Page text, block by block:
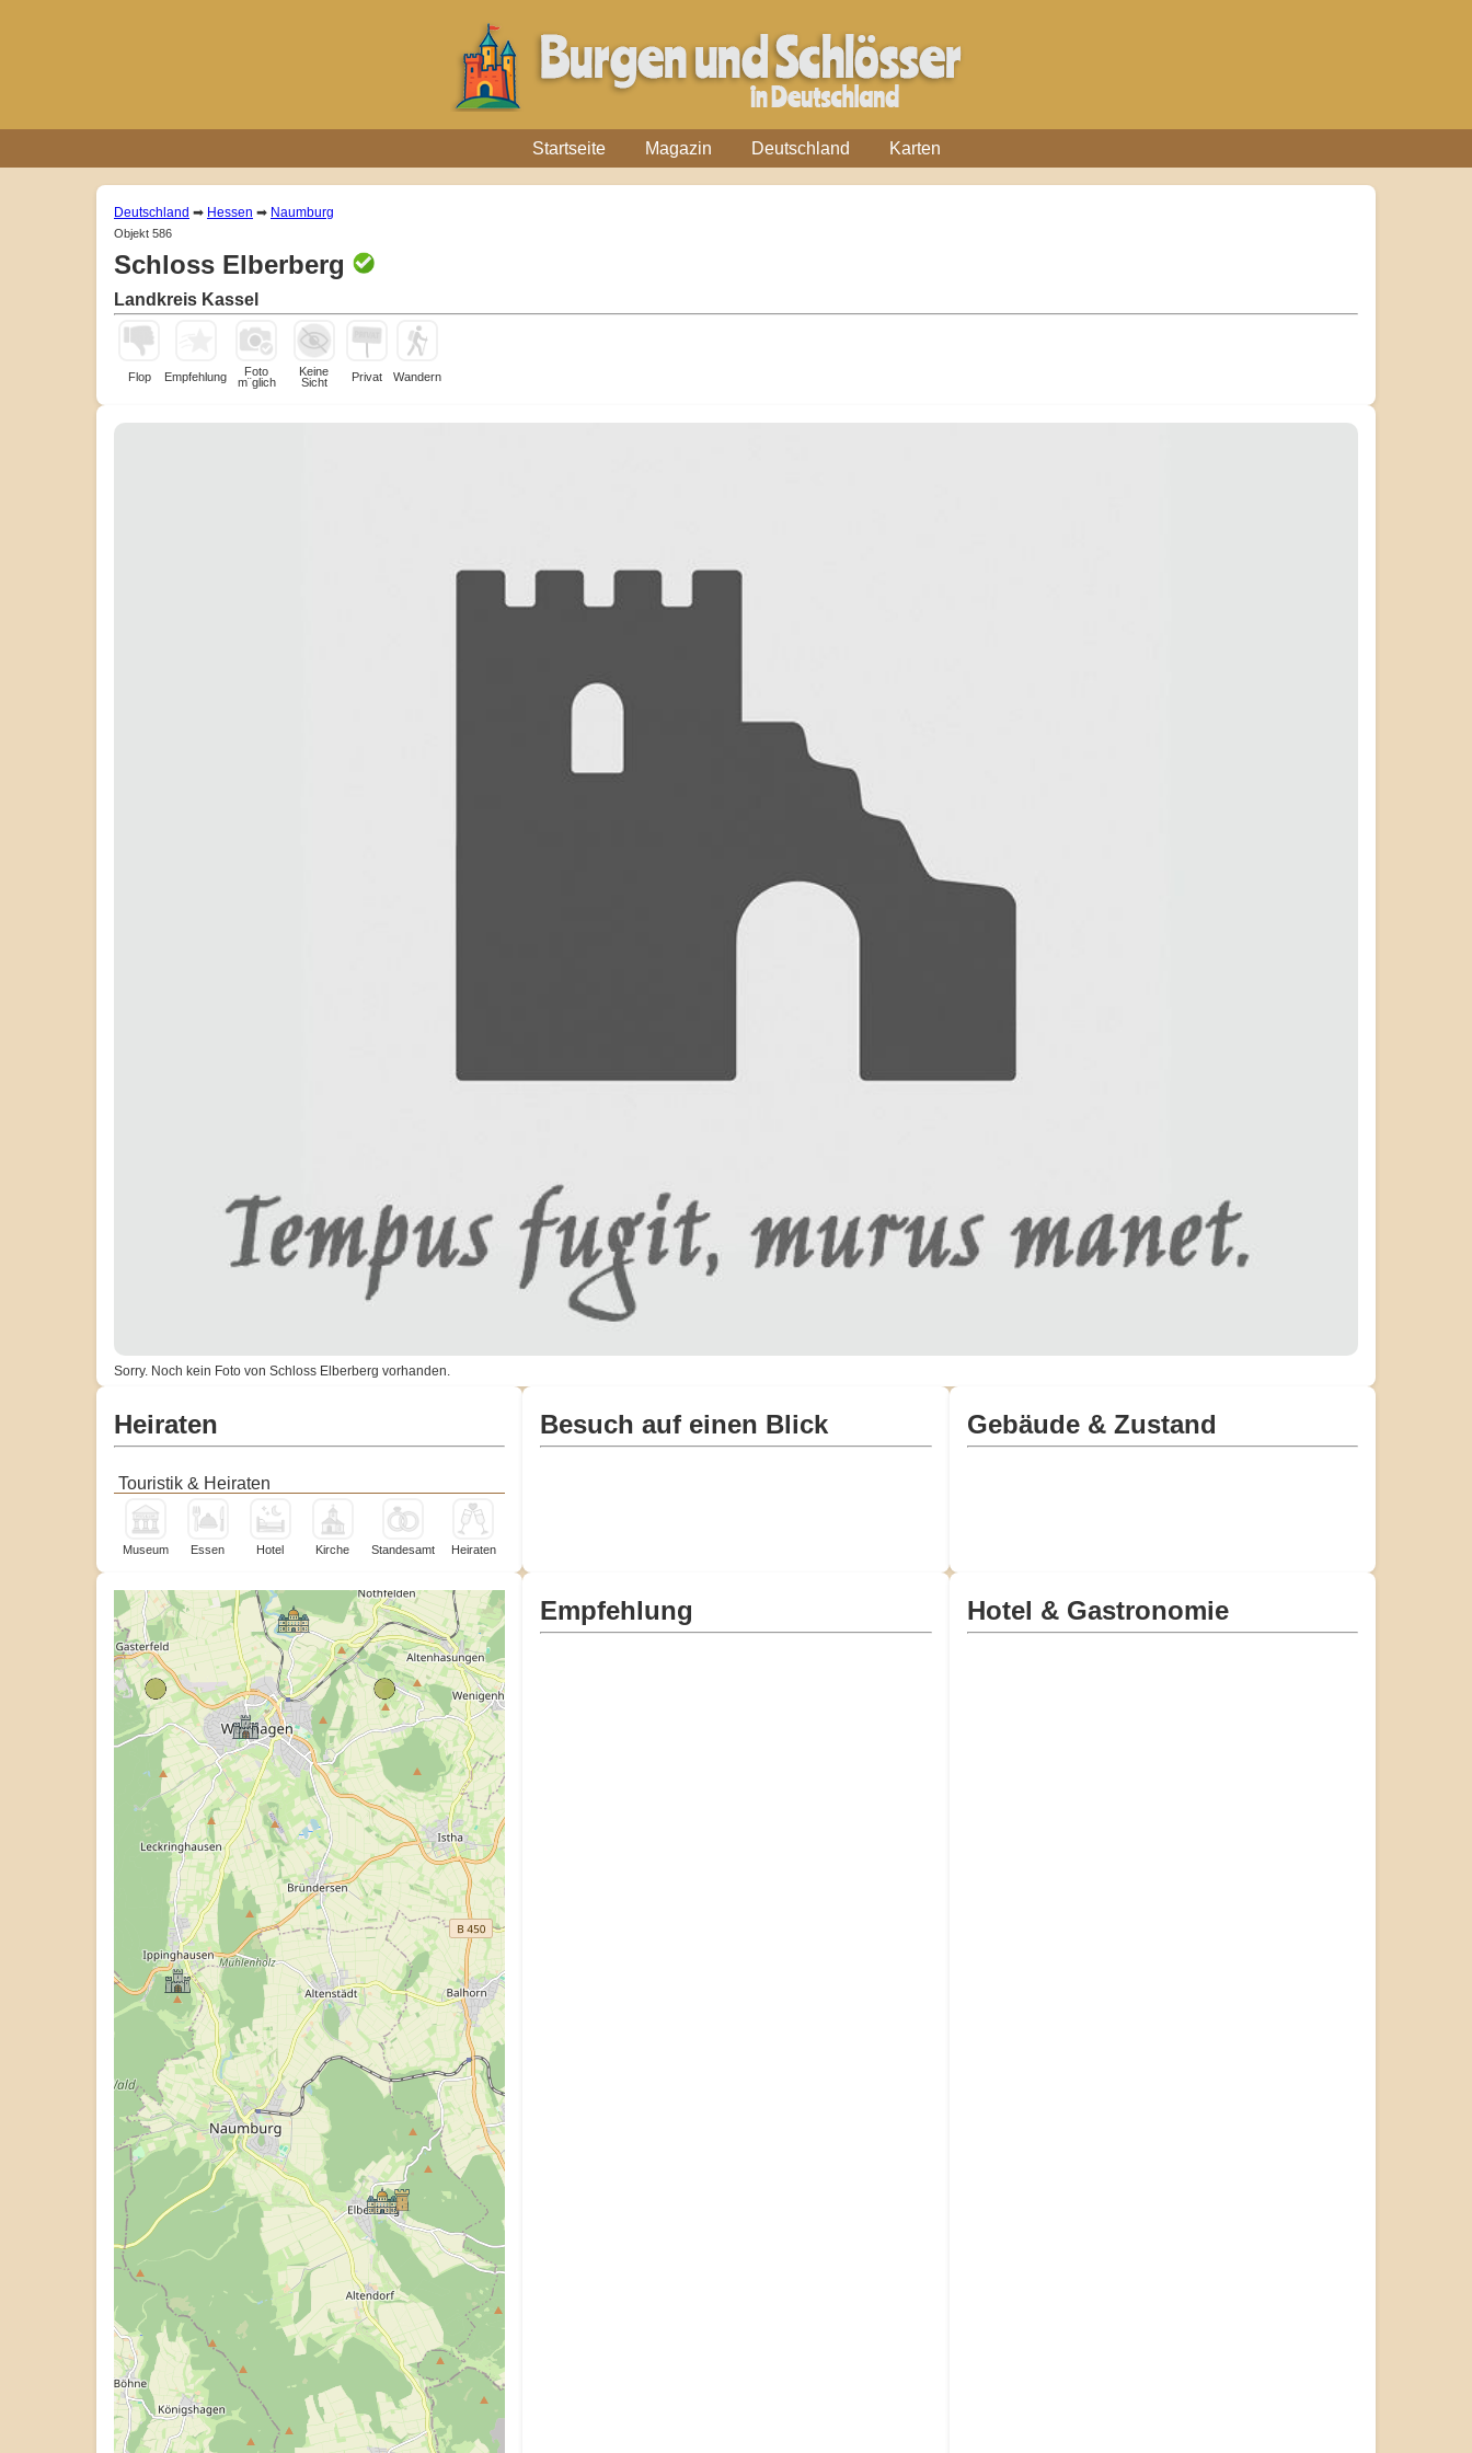
Startseite Magazin Deutschland Karten
Deutschland ➡ Hessen ➡ Naumburg
Objekt 586
Schloss Elberberg
Landkreis Kassel
Flop Empfehlung
Foto
m¨glich
Keine
Sicht
Privat Wandern
Sorry. Noch kein Foto von Schloss Elberberg vorhanden.
Heiraten
Touristik & Heiraten
Museum Essen Hotel Kirche Standesamt Heiraten
Besuch auf einen Blick Gebäude & Zustand
Empfehlung Hotel & Gastronomie